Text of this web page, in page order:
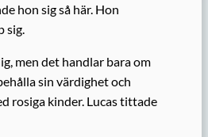
hon sig så här. Hon
sig.
men det handlar bara om
sin värdighet och
rosiga kinder. Lucas tittade